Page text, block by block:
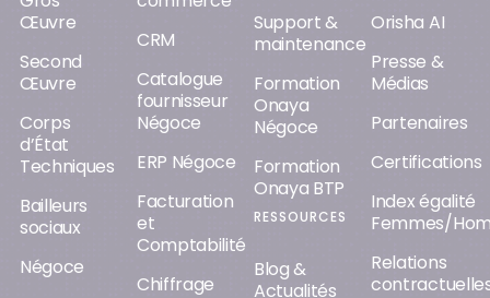
Bailleurs
sociaux
Négoce
Matériaux
de
construction
Matériel
électrique
Sanitaire et
décoration
Facturation
et
Comptabilité
Chiffrage
et Devis
Suivi
financier
Planning et
coordination
BIM
RESSOURCES
Blog &
Actualités
Livres
blancs
Études &
insights
Guides &
démos
Index égalité
Femmes/
Relations